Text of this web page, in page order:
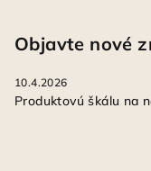
Objavte nové
10.4.2026
Produktovú škálu na